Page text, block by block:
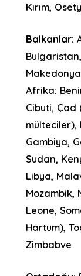
Kırım,
Balkanlar:
Afrika:
Cibuti, Çad
mülteciler),
Gambiya,
Sudan,
Libya,
Mozambik,
Leone,
Hartum),
Zimbabve